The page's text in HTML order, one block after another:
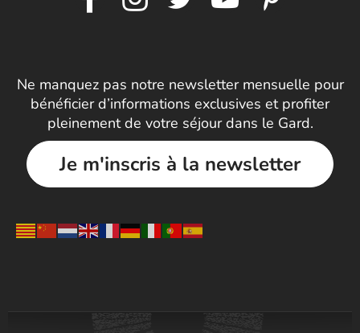
Ne manquez pas notre newsletter mensuelle pour
bénéficier d’informations exclusives et profiter
pleinement de votre séjour dans le Gard.
Je m'inscris à la newsletter